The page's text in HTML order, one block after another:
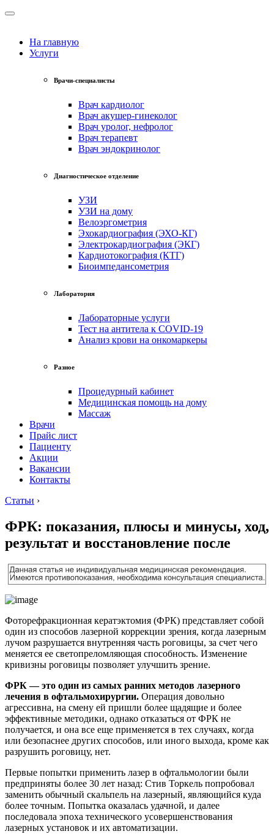
На главную
Услуги
Врачи-специалисты
Врач кардиолог
Врач акушер-гинеколог
Врач уролог, нефролог
Врач терапевт
Врач эндокринолог
Диагностическое отделение
УЗИ
УЗИ на дому
Велоэргометрия
Эхокардиография (ЭХО-КГ)
Электрокардиография (ЭКГ)
Кардиотокография (КТГ)
Биоимпедансометрия
Лаборатория
Лабораторные услуги
Тест на антитела к COVID-19
Анализ крови на онкомаркеры
Разное
Процедурный кабинет
Медицинская помощь на дому
Массаж
Врачи
Прайс лист
Пациенту
Акции
Вакансии
Контакты
Статьи ›
ФРК: показания, плюсы и минусы, ход,
результат и восстановление после
Фоторефракционная кератэктомия (ФРК) представляет собой
один из способов лазерной коррекции зрения, когда лазерным
лучом разрушается внутренняя часть роговицы, за счет чего
меняется ее светопреломляющая способность. Изменение
кривизны роговицы позволяет улучшить зрение.
ФРК — это один из самых ранних методов лазерного
лечения в офтальмохирургии. Операция довольно
агрессивна, на смену ей пришли более щадящие и более
эффективные методики, однако отказаться от ФРК не
получается, и она все еще применяется в тех случаях, когда
или безопаснее других способов, или иного выхода, кроме как
разрушить роговицу, нет.
Первые попытки применить лазер в офтальмологии были
предприняты более 30 лет назад: Стив Торкель попробовал
заменить обычный скальпель на лазерный, являющийся куда
более точным. Попытка оказалась удачной, и далее
последовала эпоха технического усовершенствования
лазерных установок и их автоматизации.